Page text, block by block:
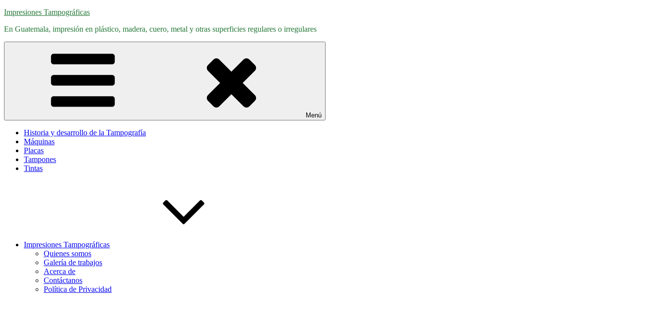
Saltar
contenido
Impresiones Tampográficas
En Guatemala, impresión en plástico, madera, cuero, metal y otras superficies regulares o irregulares
Menú
Historia y desarrollo de la Tampografía
Máquinas
Placas
Tampones
Tintas
Impresiones Tampográficas
Quienes somos
Galería de trabajos
Acerca de
Contáctanos
Política de Privacidad